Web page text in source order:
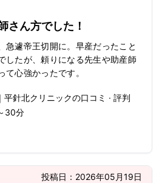
さん方でした！
急遽帝王切開に。早産だったこと
したが、頼りになる先生や助産師
て心強かったです。
｜ 平針北クリニックの口コミ · 評判
30分
投稿日： 2026年05月19日